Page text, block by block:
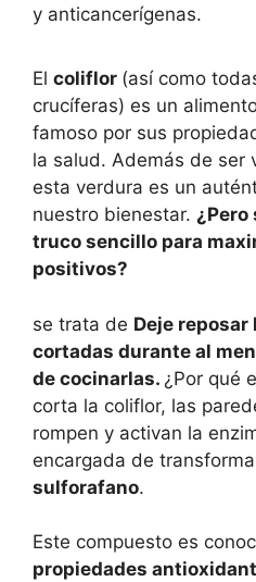
y anticancerígenas.
El coliflor (así como
crucíferas) es un
famoso por sus
la salud. Además de ser
esta verdura es un
nuestro bienestar. ¿Pero
truco sencillo para
positivos?
se trata de Deje
cortadas durante al
de cocinarlas. ¿Por qué
corta la coliflor, las
rompen y activan la
encargada de
sulforafano.
Este compuesto es
propiedades